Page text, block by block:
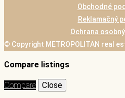
Obchodné
Reklamačný
Ochrana
© Copyright METROPOLITAN real
Compare listings
Compare Close